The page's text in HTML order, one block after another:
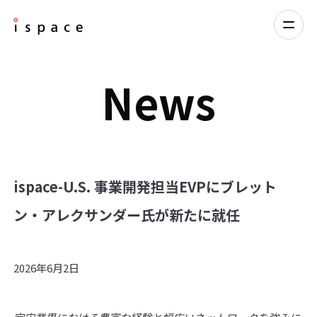
News
ispace-U.S. 事業開発担当EVPにブレット
ン・アレクサンダー氏が新たに就任
2026年6月2日